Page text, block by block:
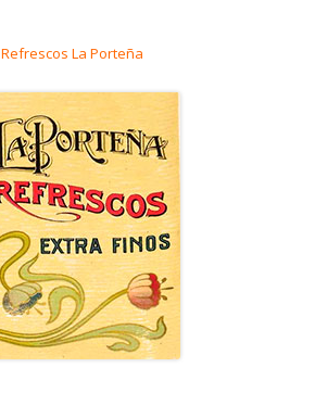
Refrescos La Porteña